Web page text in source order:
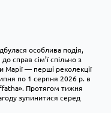
особлива подія,
справ сім’ї спільно з
— перші реколекції
по 1 серпня 2026 р. в
Протягом тижня
зупинитися серед